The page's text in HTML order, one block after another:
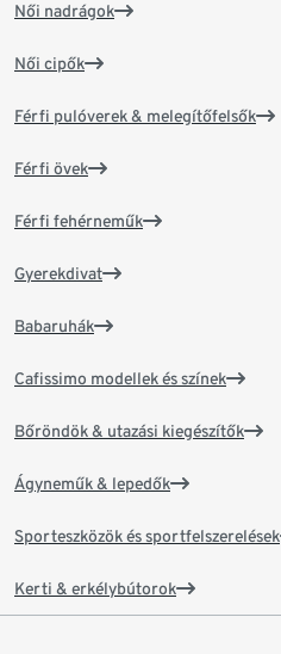
Női nadrágok
Női cipők
Férfi pulóverek & melegítőfelsők
Férfi övek
Férfi fehérneműk
Gyerekdivat
Babaruhák
Cafissimo modellek és színek
Bőröndök & utazási kiegészítők
Ágyneműk & lepedők
Sporteszközök és sportfelszerelések
Kerti & erkélybútorok